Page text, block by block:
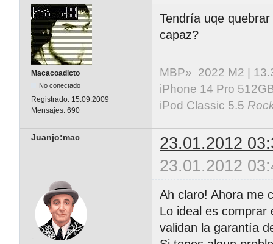
Macacoadicto
No conectado
Registrado: 15.09.2009
Mensajes: 690
Tendría uqe
capaz?
MBP» 2022 M2 |
iPhone 14 Pro
iPod Classic 5.5
Juanjo:mac
23.01.2012
23.01.2012
Ah claro! Ahora me
Lo ideal es comprar
validan la garantía